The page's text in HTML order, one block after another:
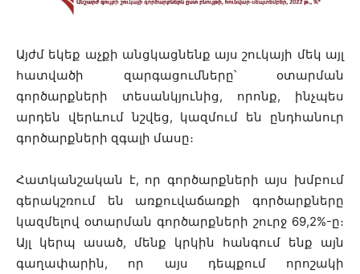
Այժմ եկեք աչքի անցկացնենք այս շուկայի մեկ այլ
հատվածի զարգացումները՝ օտարման
գործարքների տեսանկյունից, որոնք, ինչպես
արդեն վերևում նշվեց, կազմում են ընդհանուր
գործարքների զգալի մասը։
Հատկանշական է, որ գործարքների այս խմբում
գերակշռում են առքուվաճառքի գործարքները
կազմելով օտարման գործարքների շուրջ 69,2%-ը։
Այլ կերպ ասած, մենք կրկին հանգում ենք այն
գաղափարին, որ այս դեպքում որոշակի